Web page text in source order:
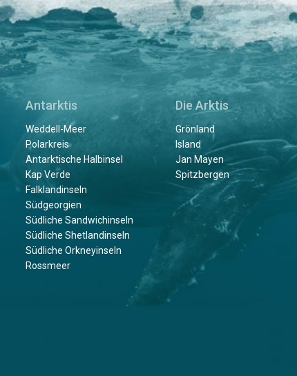
Antarktis
Weddell-Meer
Polarkreis
Antarktische Halbinsel
Kap Verde
Falklandinseln
Südgeorgien
Südliche Sandwichinseln
Südliche Shetlandinseln
Südliche Orkneyinseln
Rossmeer
Die Arktis
Grönland
Island
Jan Mayen
Spitzbergen